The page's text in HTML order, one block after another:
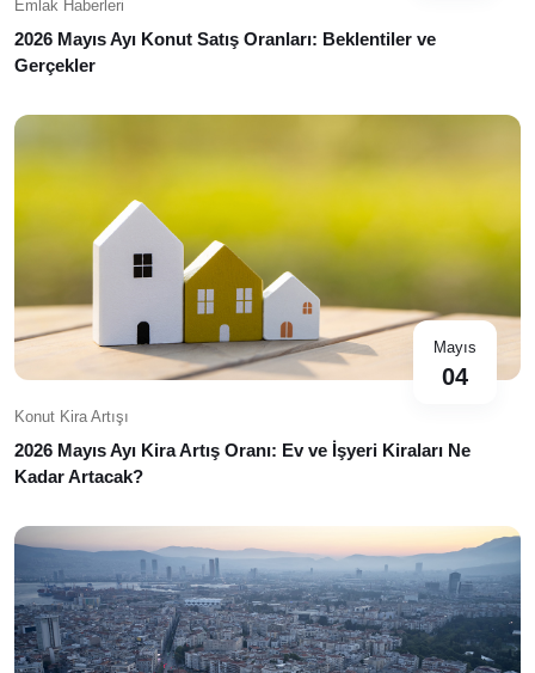
Emlak Haberleri
2026 Mayıs Ayı Konut Satış Oranları: Beklentiler ve
Gerçekler
Mayıs
04
Konut Kira Artışı
2026 Mayıs Ayı Kira Artış Oranı: Ev ve İşyeri Kiraları Ne
Kadar Artacak?